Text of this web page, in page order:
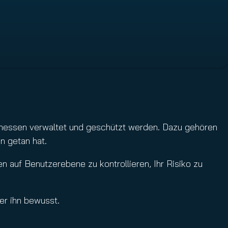
verwaltet und geschützt werden. Dazu gehören
getan hat.
auf Benutzerebene zu kontrollieren, Ihr Risiko zu
ihn bewusst.